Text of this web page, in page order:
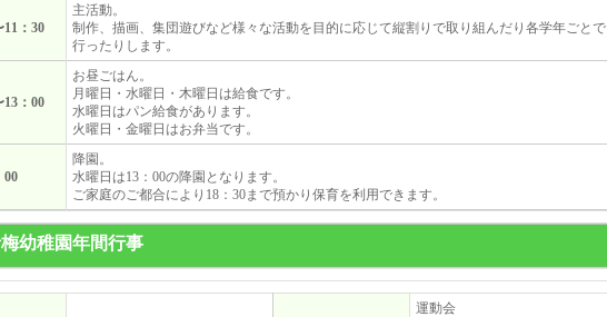
11：30
主活動。
制作、描画、集団遊びなど様々な活動を目的に応じて縦割りで取り組んだり各学年ごとで
行ったりします。
13：00
お昼ごはん。
月曜日・水曜日・木曜日は給食です。
水曜日はパン給食があります。
火曜日・金曜日はお弁当です。
00
降園。
水曜日は13：00の降園となります。
ご家庭のご都合により18：30まで預かり保育を利用できます。
幼稚園年間行事
運動会